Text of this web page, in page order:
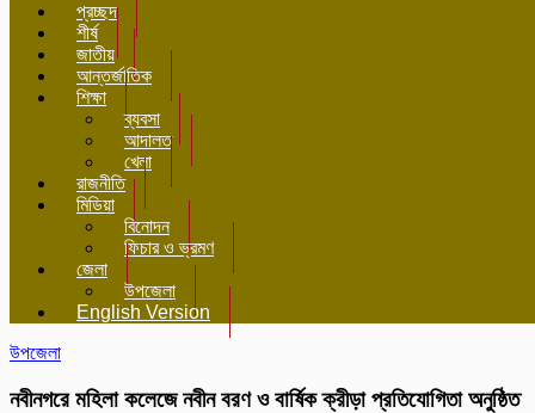
প্রচ্ছদ
শীর্ষ
জাতীয়
আন্তর্জাতিক
শিক্ষা
ব্যবসা
আদালত
খেলা
রাজনীতি
মিডিয়া
বিনোদন
ফিচার ও ভ্রমণ
জেলা
উপজেলা
English Version
উপজেলা
নবীনগরে মহিলা কলেজে নবীন বরণ ও বার্ষিক ক্রীড়া প্রতিযোগিতা অনুষ্ঠিত